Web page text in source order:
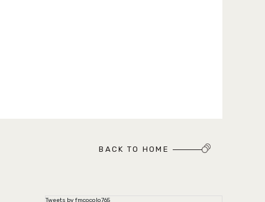
BACK TO HOME
Tweets by fmcocolo765